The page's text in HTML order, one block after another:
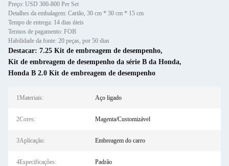
Preço: USD 300-800 Per Set
Detalhes da embalagem: Cartão, 30 cm * 30 cm * 15 cm
Tempo de entrega: 14 dias úteis
Termos de pagamento: FOB
Habilidade da fonte: 20 peças, por 50 dias
Destacar: 7.25 Kit de embreagem de desempenho,
Kit de embreagem de desempenho da série B da Honda,
Honda B 2.0 Kit de embreagem de desempenho
1Materiais: Aço ligado
2Cores: Magenta/Customizável
3Aplicação: Embreagem do carro
4Especificações: Padrão